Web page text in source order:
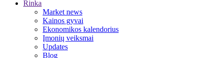
Rinka
Market news
Kainos gyvai
Ekonomikos kalendorius
Įmonių veiksmai
Updates
Blog